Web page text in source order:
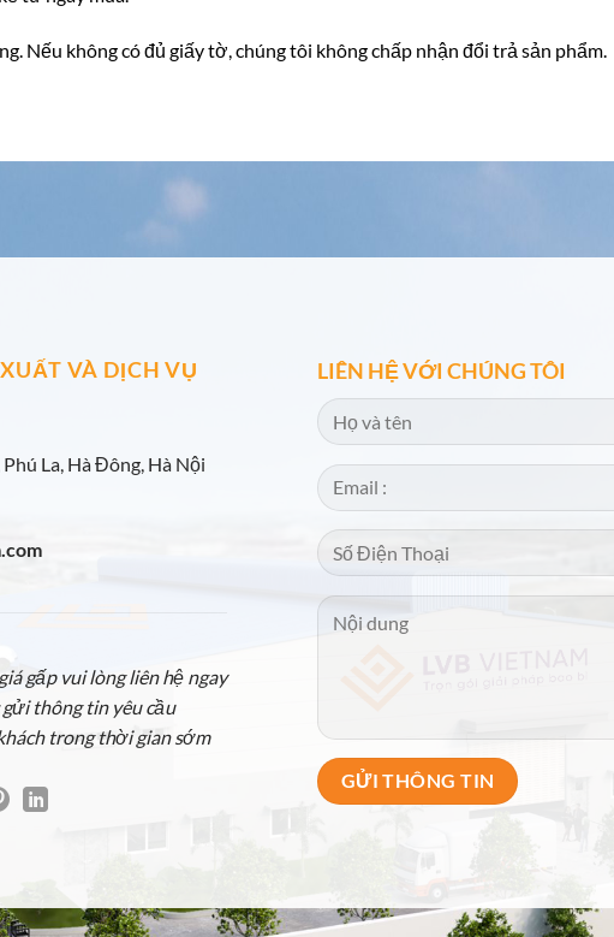
Nếu không có đủ giấy tờ, chúng tôi không chấp nhận đổi trả sản phẩm.
VÀ DỊCH VỤ
La, Hà Đông, Hà Nội
gấp vui lòng liên hệ ngay
thông tin yêu cầu
trong thời gian sớm
LIÊN HỆ VỚI CHÚNG TÔI